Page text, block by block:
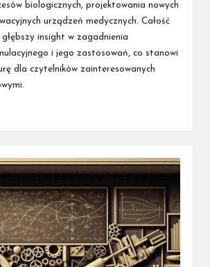
biologicznych, projektowania nowych
urządzeń medycznych. Całość
insight w zagadnienia
i jego zastosowań, co stanowi
dla czytelników zainteresowanych